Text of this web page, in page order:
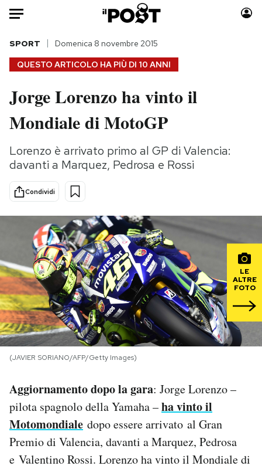
Auto
HOME
Italia
Politica
Tecnologia
Internet
Scienza
Cultura
Economia
Sport
Moda
Consumismi
Storie/Idee
Ok Boomer!
Altrecose
Mondiali calcio 2026
PODCAST
NEWSLETTER
I MIEI PREFERITI
SHOP
CALENDARIO
QUESTO ARTICOLO HA PIÙ DI 10 ANNI
SPORT Domenica 8 novembre 2015
Jorge Lorenzo ha vinto il
Mondiale di MotoGP
Lorenzo è arrivato primo al GP di Valencia:
davanti a Marquez, Pedrosa e Rossi
Condividi
LE
ALTRE
FOTO
(JAVIER SORIANO/AFP/Getty Images)
Aggiornamento dopo la gara: Jorge Lorenzo –
pilota spagnolo della Yamaha –ha vinto il
Motomondiale dopo essere arrivato al Gran
Premio di Valencia, davanti a Marquez, Pedrosa
e Valentino Rossi. Lorenzo ha vinto il Mondiale di